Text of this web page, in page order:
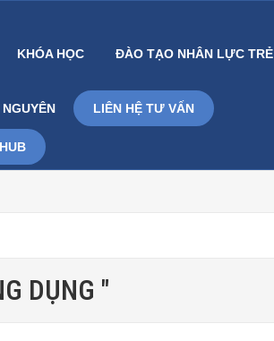
KHÓA HỌC ĐÀO TẠO NHÂN LỰC TRẺ
LIÊN HỆ TƯ VẤN
DỤNG "